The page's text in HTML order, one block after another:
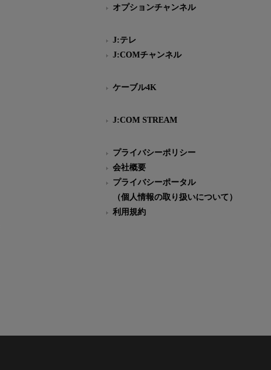
オプションチャンネル
J:テレ
J:COMチャンネル
ケーブル4K
J:COM STREAM
プライバシーポリシー
会社概要
プライバシーポータル
（個人情報の取り扱いについて）
利用規約